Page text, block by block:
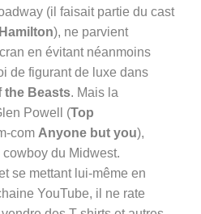
(il faisait partie du cast
Hamilton), ne parvient
en évitantnéanmoins
de figurant de luxe dans
the Beasts. Mais la
Powell (Top
com Anyone but you),
cowboy du Midwest.
se mettant lui-même en
YouTube, il ne rate